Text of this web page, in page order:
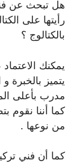
هل تبحث عن
رأيتها على
بالكتالوج ؟
يمكنك الاعتماد
يتميز بالخبرة
مدرب بأعلى
كما أننا نقوم
من نوعها .
كما أن فني